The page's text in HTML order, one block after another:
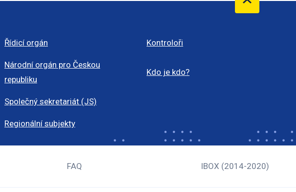
Řídicí orgán
Národní orgán pro Českou
republiku
Společný sekretariát (JS)
Regionální subjekty
Kontroloři
Kdo je kdo?
FAQ IBOX (2014-2020)